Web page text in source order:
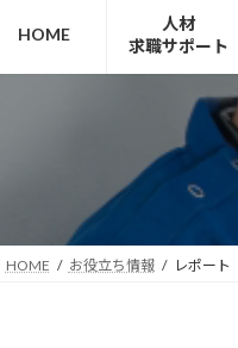
HOME
人材
求職サポート
HOME お役立ち情報 レポート